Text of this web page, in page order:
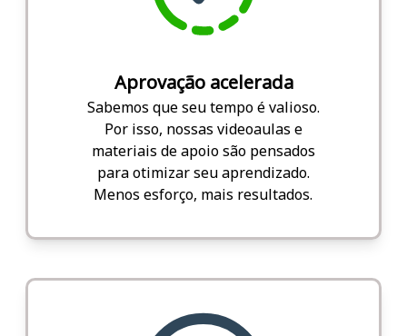
Aprovação acelerada
Sabemos que seu tempo é valioso.
Por isso, nossas videoaulas e
materiais de apoio são pensados
para otimizar seu aprendizado.
Menos esforço, mais resultados.